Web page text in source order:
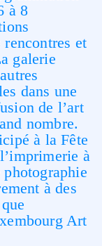
à 8
et
galerie
dans une
de l’art
nombre.
à la Fête
à
à des
Art